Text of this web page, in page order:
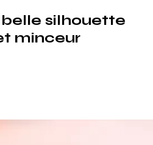
silhouette
minceur